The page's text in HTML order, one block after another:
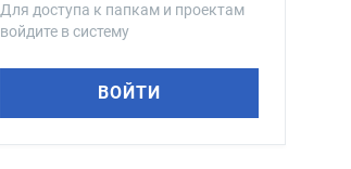
Для доступа к папкам и проектам
войдите в систему
ВОЙТИ